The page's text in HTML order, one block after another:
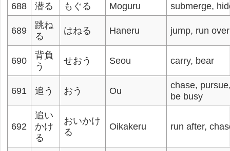
688
潜る もぐる Moguru submerge,
689
跳ね
る
はねる Haneru jump, run over
690
背負
う
せおう Seou carry, bear
691 追う おう Ou
chase,
be busy
692
追い
かけ
る
おいかけ
る
Oikakeru run after,